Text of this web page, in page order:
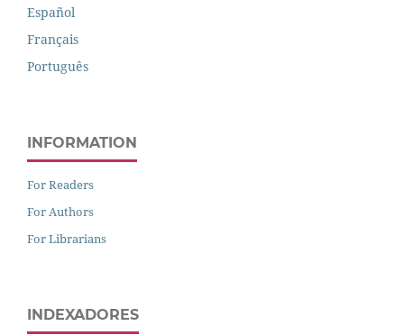
Español
Français
Português
INFORMATION
For Readers
For Authors
For Librarians
INDEXADORES